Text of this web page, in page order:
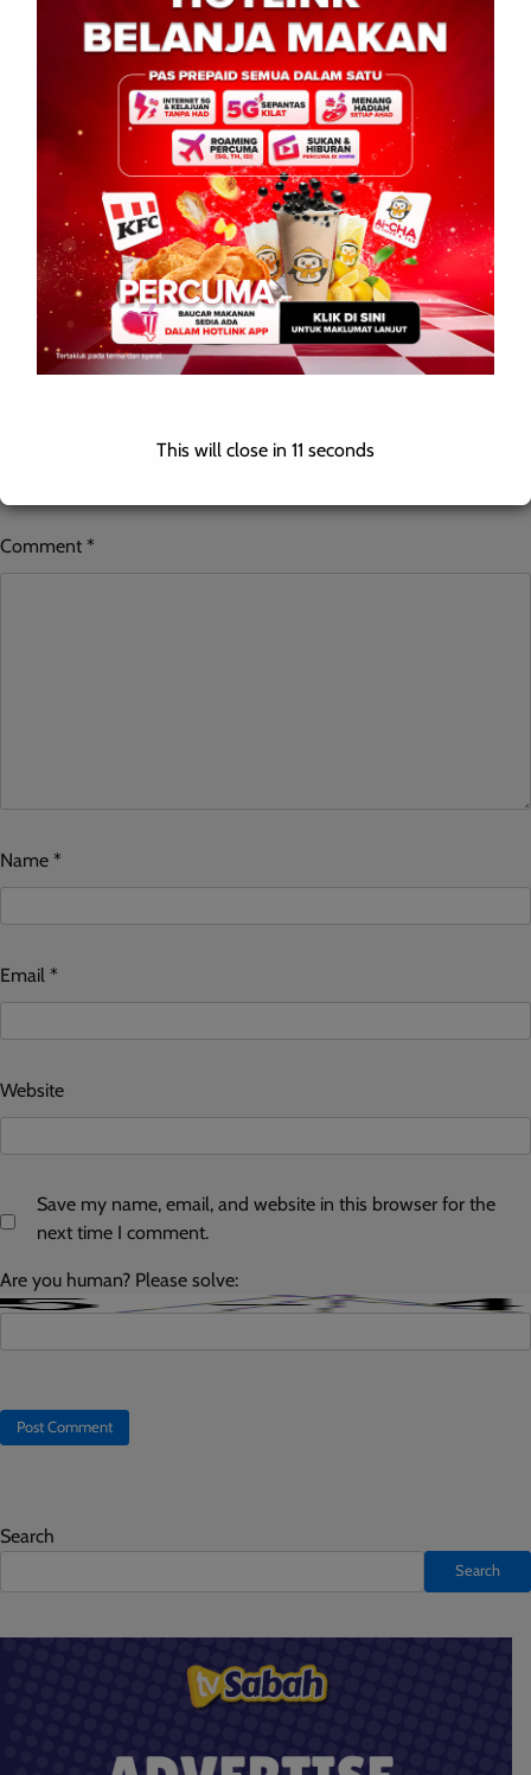
WILAYAH SABAH
NCMS dilancar, JHEANS perkasa pendigitalan
mahkamah adat
May 5, 2026 0
KOTA KINABALU: 5 Mei 2026 – Native Court Management
System (NCMS) dilancarkan untuk pendaftaran perkahwinan di
semua Mahkamah Anak Negeri Sabah, sekali gus memperkukuh
pendigitalan […]
Your email address will not be published.
Required fields are
marked
Comment *
Name *
Email *
Website
Save my name, email, and website in this browser for the
next time I comment.
Are you human? Please solve:
Search
Search
This will close in 10 seconds